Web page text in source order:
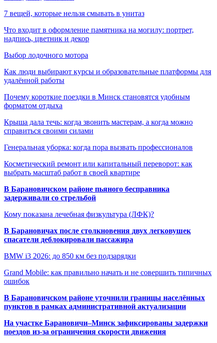
7 вещей, которые нельзя смывать в унитаз
Что входит в оформление памятника на могилу: портрет,
надпись, цветник и декор
Выбор лодочного мотора
Как люди выбирают курсы и образовательные платформы для
удалённой работы
Почему короткие поездки в Минск становятся удобным
форматом отдыха
Крыша дала течь: когда звонить мастерам, а когда можно
справиться своими силами
Генеральная уборка: когда пора вызвать профессионалов
Косметический ремонт или капитальный переворот: как
выбрать масштаб работ в своей квартире
В Барановичском районе пьяного бесправника
задерживали со стрельбой
Кому показана лечебная физкультура (ЛФК)?
В Барановичах после столкновения двух легковушек
спасатели деблокировали пассажира
BMW i3 2026: до 850 км без подзарядки
Grand Mobile: как правильно начать и не совершить типичных
ошибок
В Барановичском районе уточнили границы населённых
пунктов в рамках административной актуализации
На участке Барановичи–Минск зафиксированы задержки
поездов из-за ограничения скорости движения